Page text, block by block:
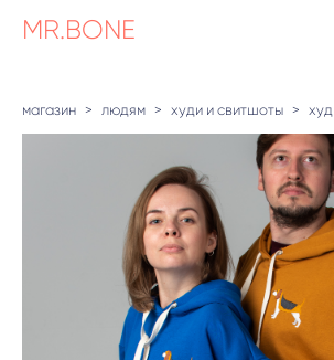
MR.BONE
магазин > людям > худи и свитшоты >